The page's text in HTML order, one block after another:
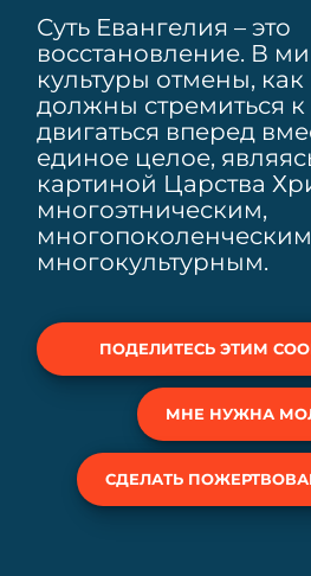
Суть Евангелия – это
восстановление. В
культуры отмены,
должны стремиться
двигаться вперед
единое целое,
картиной Царства
многоэтническим,
многокультурным.
ПОДЕЛИТЕСЬ ЭТИМ
МНЕ НУЖНА
СДЕЛАТЬ